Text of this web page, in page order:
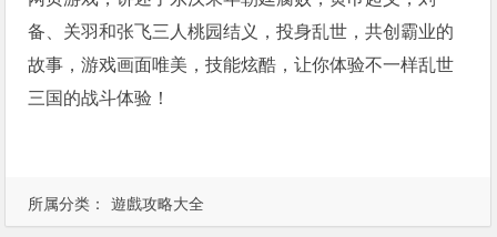
所属分类： 遊戲攻略大全
备、关羽和张飞三人桃园结义，投身乱世，共创霸业的
故事，游戏画面唯美，技能炫酷，让你体验不一样乱世
三国的战斗体验！